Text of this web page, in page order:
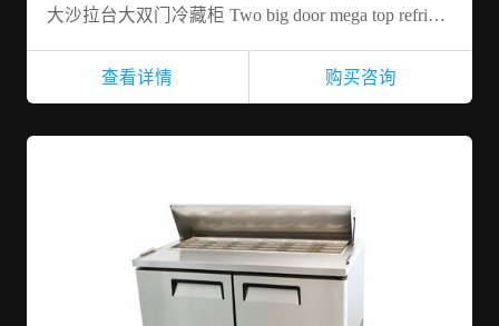
大沙拉台大双门冷藏柜 Two big door mega top refrigerator
查看详情 购买咨询